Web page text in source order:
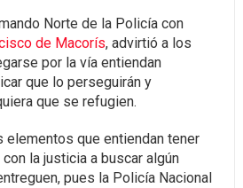
Norte de la Policía con
de Macorís, advirtió a los
por la vía entiendan
que lo perseguirán y
que se refugien.
elementos que entiendan tener
la justicia a buscar algún
pues la Policía Nacional